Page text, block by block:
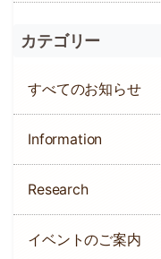
カテゴリー
すべてのお知らせ
Information
Research
イベントのご案内